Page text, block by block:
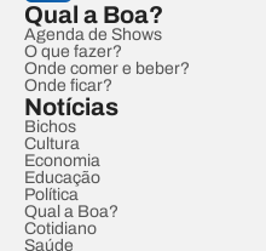
Qual a Boa?
Agenda de Shows
O que fazer?
Onde comer e beber?
Onde ficar?
Notícias
Bichos
Cultura
Economia
Educação
Política
Qual a Boa?
Cotidiano
Saúde